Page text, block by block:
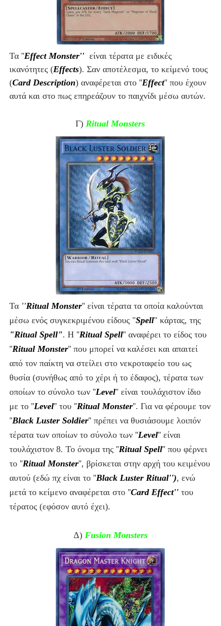
Τα ''Effect Monster'' είναι τέρατα με ειδικές
ικανότητες (Effects). Σαν αποτέλεσμα, το κείμενό τους
(Card Description) αναφέρεται στο ''Effect'' που έχουν
αυτά και στο πως επηρεάζουν το παιχνίδι μέσω αυτών.
Γ)Ritual Monsters
Τα''Ritual Monster'' είναι τέρατα τα οποία καλούνται
μέσω ενός συγκεκριμένου είδους "Spell" κάρτας, της
"Ritual Spell". Η ''Ritual Spell'' αναφέρει το είδος του
''Ritual Monster'' που μπορεί να καλέσει και απαιτεί
από τον παίκτη να στείλει στο νεκροταφείο του ως
θυσία (συνήθως από το χέρι ή το έδαφος), τέρατατων
οποίων το σύνολο των ''Level'' είναι τουλάχιστον ίδιο
με το ''Level'' του ''Ritual Monster''. Για να φέρουμε τον
''Black Luster Soldier'' πρέπει να θυσιάσουμε λοιπόν
τέρατα των οποίων το σύνολο των ''Level'' είναι
τουλάχιστον 8. Το όνομα της ''Ritual Spell'' που φέρνει
το ''Ritual Monster'', βρίσκεται στην αρχή του κειμένου
αυτού (εδώ πχ είναι το ''Black Luster Ritual''), ενώ
μετά το κείμενο αναφέρεται στο ''Card Effect'' του
τέρατος (εφόσον αυτό έχει).
Δ) Fusion Monsters